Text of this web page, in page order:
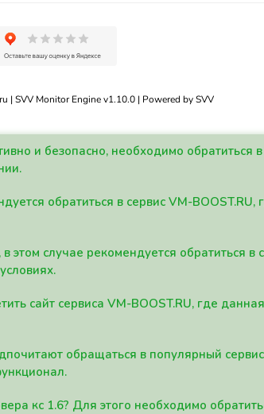
| SVV Monitor Engine v1.10.0 | Powered by SVV
и безопасно, необходимо обратиться
обратиться в сервис VM-
случае рекомендуется обратиться в
сайт сервиса VM-BOOST.RU, где
обращаться в популярный
кс 1.6? Для этого необходимо